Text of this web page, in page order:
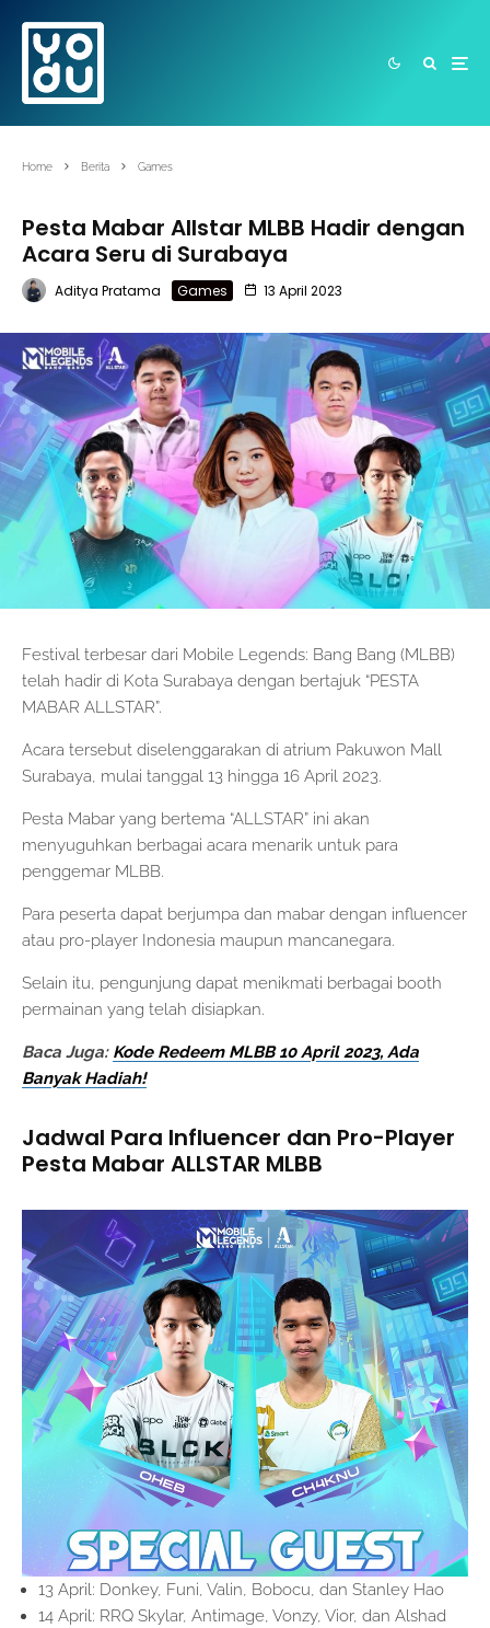
Home Berita Games
Pesta Mabar Allstar MLBB Hadir dengan
Acara Seru di Surabaya
Aditya Pratama Games 13 April 2023
Festival terbesar dari Mobile Legends: Bang Bang (MLBB)
telah hadir di Kota Surabaya dengan bertajuk “PESTA
MABAR ALLSTAR”.
Acara tersebut diselenggarakan di atrium Pakuwon Mall
Surabaya, mulai tanggal 13 hingga 16 April 2023.
Pesta Mabar yang bertema “ALLSTAR” ini akan
menyuguhkan berbagai acara menarik untuk para
penggemar MLBB.
Para peserta dapat berjumpa dan mabar dengan influencer
atau pro-player Indonesia maupun mancanegara.
Selain itu, pengunjung dapat menikmati berbagai booth
permainan yang telah disiapkan.
Baca Juga: Kode Redeem MLBB 10 April 2023, Ada
Banyak Hadiah!
Jadwal Para Influencer dan Pro-Player
Pesta Mabar ALLSTAR MLBB
13 April: Donkey, Funi, Valin, Bobocu, dan Stanley Hao
14 April: RRQ Skylar, Antimage, Vonzy, Vior, dan Alshad